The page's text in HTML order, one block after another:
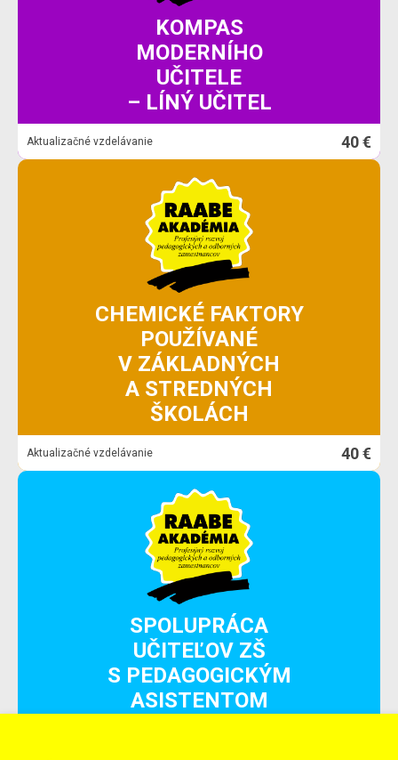
KOMPAS
MODERNÍHO
UČITELE
– LÍNÝ UČITEL
Aktualizačné vzdelávanie 40 €
CHEMICKÉ FAKTORY
POUŽÍVANÉ
V ZÁKLADNÝCH
A STREDNÝCH
ŠKOLÁCH
Aktualizačné vzdelávanie 40 €
SPOLUPRÁCA
UČITEĽOV ZŠ
S PEDAGOGICKÝM
ASISTENTOM